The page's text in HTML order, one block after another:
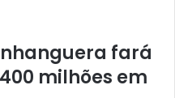
fará
milhões em